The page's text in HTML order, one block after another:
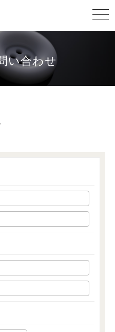
t
o
い合わせ